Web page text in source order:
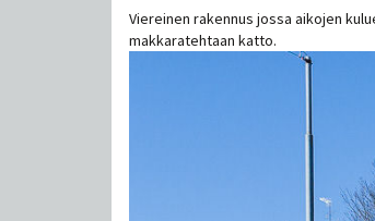
Viereinen rakennus jossa aikojen
makkaratehtaan katto.